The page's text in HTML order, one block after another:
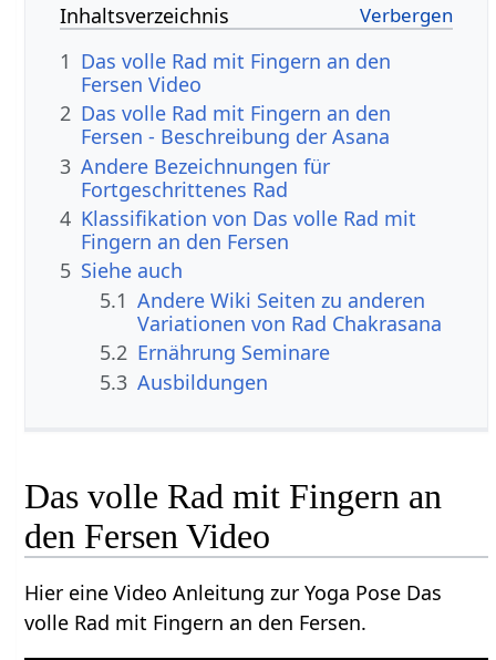
Inhaltsverzeichnis
1 Das volle Rad mit Fingern an den
Fersen Video
2 Das volle Rad mit Fingern an den
Fersen - Beschreibung der Asana
3 Andere Bezeichnungen für
Fortgeschrittenes Rad
4 Klassifikation von Das volle Rad mit
Fingern an den Fersen
5 Siehe auch
5.1 Andere Wiki Seiten zu anderen
Variationen von Rad Chakrasana
5.2 Ernährung Seminare
5.3 Ausbildungen
Das volle Rad mit Fingern an
den Fersen Video
Hier eine Video Anleitung zur Yoga Pose Das
volle Rad mit Fingern an den Fersen.